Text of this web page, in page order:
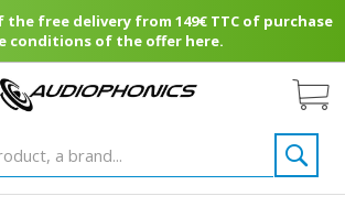
the free delivery from 149€ TTC of purchase
conditions of the offer here.